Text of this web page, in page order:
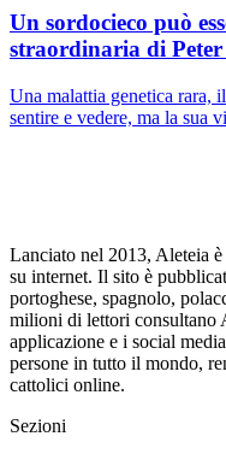
Un sordocieco può
straordinaria di Peter
Una malattia genetica rara,
sentire e vedere, ma la sua
Lanciato nel 2013, Aleteia
su internet. Il sito è
portoghese, spagnolo,
milioni di lettori consultano
applicazione e i social
persone in tutto il mondo,
cattolici online.
Sezioni